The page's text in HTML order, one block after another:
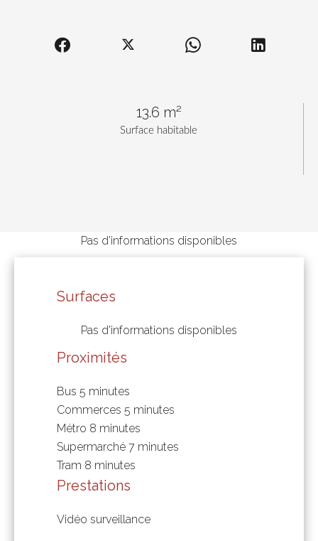
Surface habitable
13.6 m²
Pas d'informations disponibles
Surfaces
Pas d'informations disponibles
Proximités
Bus 5 minutes
Commerces 5 minutes
Métro 8 minutes
Supermarché 7 minutes
Tram 8 minutes
Prestations
Vidéo surveillance